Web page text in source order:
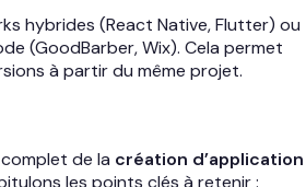
hybrides (React Native, Flutter) ou
(GoodBarber, Wix). Cela permet
à partir du même projet.
de la création d’application
les points clés à retenir :